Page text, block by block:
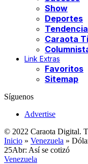
Show
Deportes
Caraota
Link Extras
Favoritos
Sitemap
Síguenos
Advertise
© 2022 Caraota Digital.
Inicio » Venezuela »
25Abr: Así se cotizó
Venezuela